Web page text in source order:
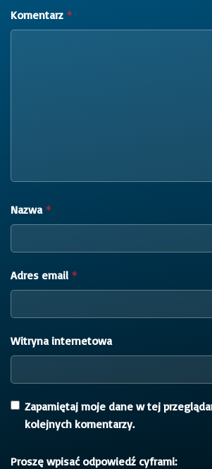
Komentarz *
Nazwa *
Adres email *
Witryna internetowa
Zapamiętaj moje dane w tej
kolejnych komentarzy.
Proszę wpisać odpowiedź cyframi: